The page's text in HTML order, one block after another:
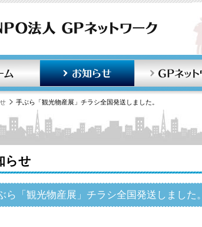
ホーム
手ぶら「観光物産展」チラシ全国発送しました。
らせ
ら「観光物産展」チラシ全国発送しました。